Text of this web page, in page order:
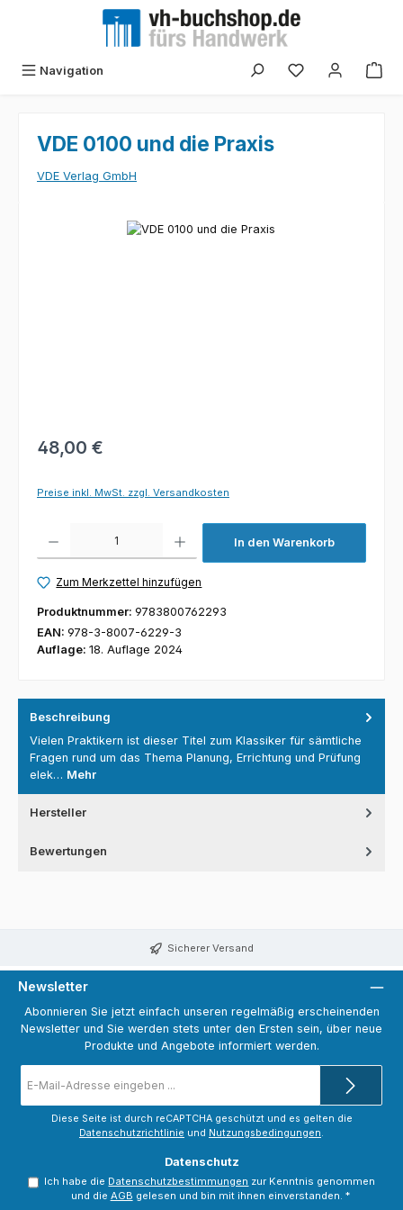
Zum Hauptinhalt springen
Navigation
VDE 0100 und die Praxis
VDE Verlag GmbH
Bildergalerie überspringen
48,00 €
Preise inkl. MwSt. zzgl. Versandkosten
In den Warenkorb
Zum Merkzettel hinzufügen
Produktnummer: 9783800762293
EAN: 978-3-8007-6229-3
Auflage: 18. Auflage 2024
Beschreibung
Vielen Praktikern ist dieser Titel zum Klassiker für sämtliche
Fragen rund um das Thema Planung, Errichtung und Prüfung
elek… Mehr
Hersteller
Bewertungen
Sicherer Versand
Newsletter
Abonnieren Sie jetzt einfach unseren regelmäßig erscheinenden
Newsletter und Sie werden stets unter den Ersten sein, über neue
Produkte und Angebote informiert werden.
Mail-
Adresse
Diese Seite ist durch reCAPTCHA geschützt und es gelten die
Datenschutzrichtlinie und Nutzungsbedingungen.
Datenschutz
Ich habe die Datenschutzbestimmungen zur Kenntnis genommen
und die AGB gelesen und bin mit ihnen einverstanden. *